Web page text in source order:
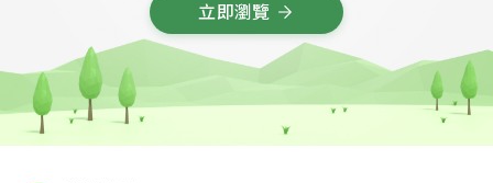
立即瀏 覽